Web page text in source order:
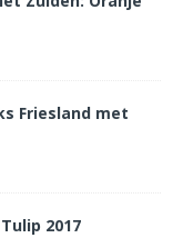
Friesland met
2017